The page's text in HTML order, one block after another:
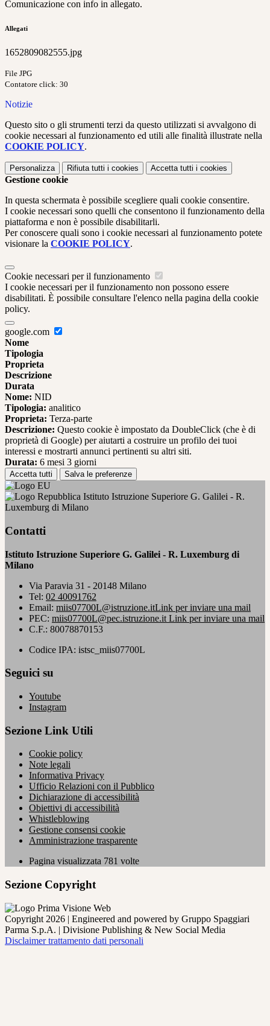
Comunicazione con info in allegato.
Allegati
1652809082555.jpg
File JPG
Contatore click: 30
Notizie
Questo sito o gli strumenti terzi da questo utilizzati si avvalgono di
cookie necessari al funzionamento ed utili alle finalità illustrate nella
COOKIE POLICY.
Personalizza Rifiuta tutti i cookies Accetta tutti i cookies
Gestione cookie
In questa schermata è possibile scegliere quali cookie consentire.
I cookie necessari sono quelli che consentono il funzionamento della
piattaforma e non è possibile disabilitarli.
Per conoscere quali sono i cookie necessari al funzionamento potete
visionare la COOKIE POLICY.
Cookie necessari per il funzionamento
I cookie necessari per il funzionamento non possono essere
disabilitati. È possibile consultare l'elenco nella pagina della cookie
policy.
google.com
Nome
Tipologia
Proprieta
Descrizione
Durata
Nome: NID
Tipologia: analitico
Proprieta: Terza-parte
Descrizione: Questo cookie è impostato da DoubleClick (che è di
proprietà di Google) per aiutarti a costruire un profilo dei tuoi
interessi e mostrarti annunci pertinenti su altri siti.
Durata: 6 mesi 3 giorni
Accetta tutti Salva le preferenze
Istituto Istruzione Superiore G. Galilei - R.
Luxemburg di Milano
Contatti
Istituto Istruzione Superiore G. Galilei - R. Luxemburg di
Milano
Via Paravia 31 - 20148 Milano
Tel: 02 40091762
Email: miis07700L@istruzione.itLink per inviare una mail
PEC: miis07700L@pec.istruzione.it Link per inviare una mail
C.F.: 80078870153
Codice IPA: istsc_miis07700L
Seguici su
Youtube
Instagram
Sezione Link Utili
Cookie policy
Note legali
Informativa Privacy
Ufficio Relazioni con il Pubblico
Dichiarazione di accessibilità
Obiettivi di accessibilità
Whistleblowing
Gestione consensi cookie
Amministrazione trasparente
Pagina visualizzata 781 volte
Sezione Copyright
Copyright 2026 | Engineered and powered by Gruppo Spaggiari
Parma S.p.A. | Divisione Publishing & New Social Media
Disclaimer trattamento dati personali